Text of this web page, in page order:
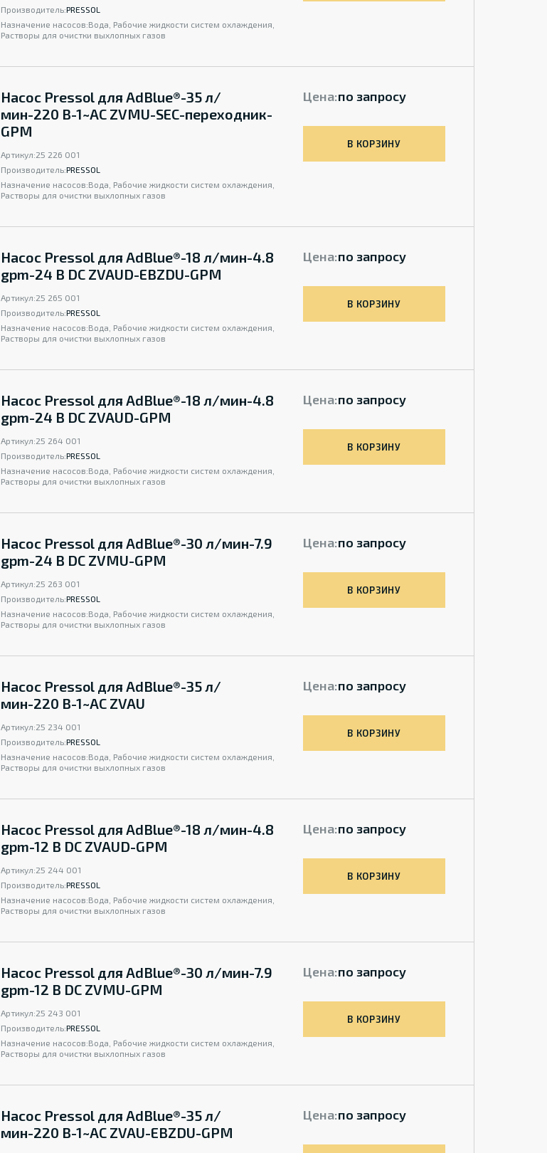
Производитель:PRESSOL
Назначение насосов:Вода, Рабочие жидкости систем охлаждения,
Растворы для очистки выхлопных газов
Насос Pressol для AdBlue®-35 л/
мин-220 B-1~AC ZVMU-SEC-переходник-
GPM
Артикул:25 226 001
Производитель:PRESSOL
Назначение насосов:Вода, Рабочие жидкости систем охлаждения,
Растворы для очистки выхлопных газов
Цена:по запросу
В КОРЗИНУ
Насос Pressol для AdBlue®-18 л/мин-4.8
gpm-24 В DC ZVAUD-EBZDU-GPM
Артикул:25 265 001
Производитель:PRESSOL
Назначение насосов:Вода, Рабочие жидкости систем охлаждения,
Растворы для очистки выхлопных газов
Цена:по запросу
В КОРЗИНУ
Насос Pressol для AdBlue®-18 л/мин-4.8
gpm-24 В DC ZVAUD-GPM
Артикул:25 264 001
Производитель:PRESSOL
Назначение насосов:Вода, Рабочие жидкости систем охлаждения,
Растворы для очистки выхлопных газов
Цена:по запросу
В КОРЗИНУ
Насос Pressol для AdBlue®-30 л/мин-7.9
gpm-24 В DC ZVMU-GPM
Артикул:25 263 001
Производитель:PRESSOL
Назначение насосов:Вода, Рабочие жидкости систем охлаждения,
Растворы для очистки выхлопных газов
Цена:по запросу
В КОРЗИНУ
Насос Pressol для AdBlue®-35 л/
мин-220 В-1~AC ZVAU
Артикул:25 234 001
Производитель:PRESSOL
Назначение насосов:Вода, Рабочие жидкости систем охлаждения,
Растворы для очистки выхлопных газов
Цена:по запросу
В КОРЗИНУ
Насос Pressol для AdBlue®-18 л/мин-4.8
gpm-12 В DC ZVAUD-GPM
Артикул:25 244 001
Производитель:PRESSOL
Назначение насосов:Вода, Рабочие жидкости систем охлаждения,
Растворы для очистки выхлопных газов
Цена:по запросу
В КОРЗИНУ
Насос Pressol для AdBlue®-30 л/мин-7.9
gpm-12 В DC ZVMU-GPM
Артикул:25 243 001
Производитель:PRESSOL
Назначение насосов:Вода, Рабочие жидкости систем охлаждения,
Растворы для очистки выхлопных газов
Цена:по запросу
В КОРЗИНУ
Насос Pressol для AdBlue®-35 л/
мин-220 В-1~AC ZVAU-EBZDU-GPM
Цена:по запросу